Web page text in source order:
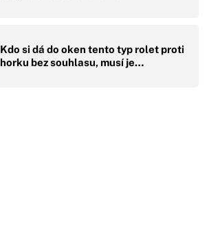
Kdo si dá do oken tento typ rolet proti
horku bez souhlasu, musí je…